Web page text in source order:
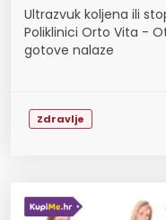
Ultrazvuk koljena ili
Poliklinici Orto Vita -
gotove nalaze
Zdravlje